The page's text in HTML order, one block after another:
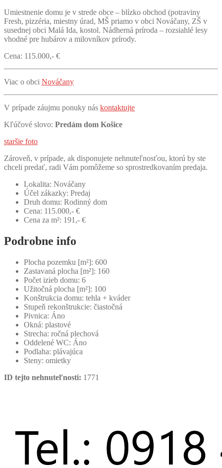
Umiestnenie domu je v strede obce – blízko obchod (potraviny
Fresh, pizzéria, miestny úrad, MŠ priamo v obci Nováčany, ZŠ v
susednej obci Malá Ida, kostol. Nádherná príroda – rozsiahlé lesy
vhodné pre hubárov a milovníkov prírody.
Cena: 115.000,- €
Viac o obci Nováčany
V prípade záujmu ponuky nás kontaktujte
Kľúčové slovo: Predám dom Košice
staršie foto
Zároveň, v prípade, ak disponujete nehnuteľnosťou, ktorú by ste
chceli predať, radi Vám pomôžeme so sprostredkovaním predaja.
Lokalita: Nováčany
Účel zákazky: Predaj
Druh domu: Rodinný dom
Cena: 115.000,- €
Cena za m²: 191,- €
Podrobne info
Plocha pozemku [m²]: 600
Zastavaná plocha [m²]: 160
Počet izieb domu: 6
Užitočná plocha [m²]: 100
Konštrukcia domu: tehla + kváder
Stupeň rekonštrukcie: čiastočná
Pivnica: Áno
Okná: plastové
Strecha: ročná plechová
Oddelené WC: Áno
Podlaha: plávajúca
Steny: omietky
ID tejto nehnuteľnosti: 1771